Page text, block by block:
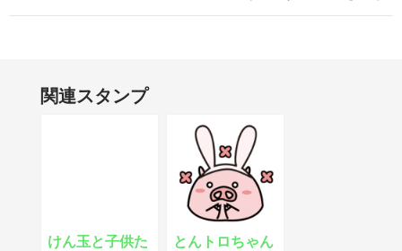
関連スタンプ
けん玉と子供た
とんトロちゃん